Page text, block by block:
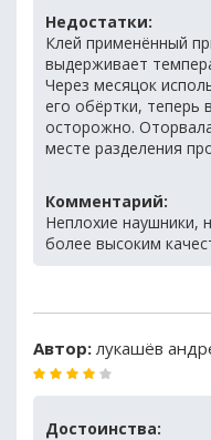
Недостатки:
Клей применённый
выдерживает
Через месяцок
его обёртки, теперь
осторожно.
месте разделения
Комментарий:
Неплохие наушники,
более высоким
Автор: лукашёв
Достоинства: